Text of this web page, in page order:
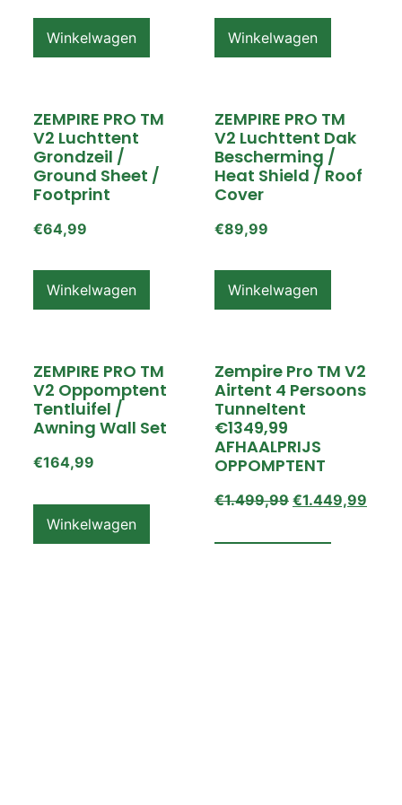
Winkelwagen Winkelwagen
ZEMPIRE PRO TM
V2 Luchttent
Grondzeil /
Ground Sheet /
Footprint
€64,99
Winkelwagen
ZEMPIRE PRO TM
V2 Luchttent Dak
Bescherming /
Heat Shield / Roof
Cover
€89,99
Winkelwagen
ZEMPIRE PRO TM
V2 Oppomptent
Tentluifel /
Awning Wall Set
€164,99
Winkelwagen
Zempire Pro TM V2
Airtent 4 Persoons
Tunneltent
€1349,99
AFHAALPRIJS
OPPOMPTENT
€1.499,99 €1.449,99